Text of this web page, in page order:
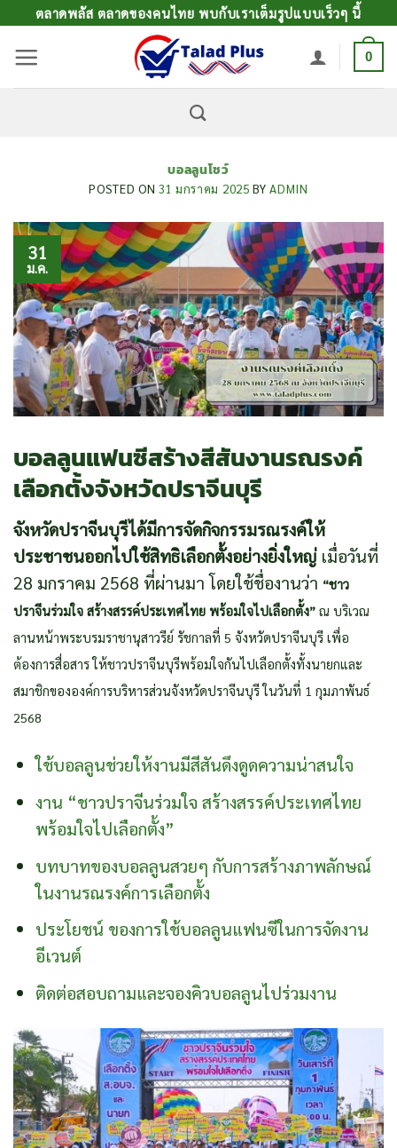
ยัง
เนื้อหา
ตลาดพลัส ตลาดของคนไทย พบกับเราเต็มรูปแบบเร็วๆ นี้
0
บอลลูนโชว์
POSTED ON31 มกราคม 2025 BYADMIN
31
ม.ค.
บอลลูนแฟนซีสร้างสีสันงานรณรงค์
เลือกตั้งจังหวัดปราจีนบุรี
จังหวัดปราจีนบุรีได้มีการจัดกิจกรรมรณรงค์ให้
ประชาชนออกไปใช้สิทธิเลือกตั้งอย่างยิ่งใหญ่เมื่อวันที่
28 มกราคม 2568 ที่ผ่านมา โดยใช้ชื่องานว่า “ชาว
ปราจีนร่วมใจ สร้างสรรค์ประเทศไทย พร้อมใจไปเลือกตั้ง” ณ บริเวณ
ลานหน้าพระบรมราชานุสาวรีย์ รัชกาลที่ 5 จังหวัดปราจีนบุรี เพื่อ
ต้องการสื่อสาร ให้ชาวปราจีนบุรีพร้อมใจกันไปเลือกตั้งทั้งนายกและ
สมาชิกขององค์การบริหารส่วนจังหวัดปราจีนบุรี ในวันที่ 1 กุมภาพันธ์
2568
ใช้บอลลูนช่วยให้งานมีสีสันดึงดูดความน่าสนใจ
งาน “ชาวปราจีนร่วมใจ สร้างสรรค์ประเทศไทย
พร้อมใจไปเลือกตั้ง”
บทบาทของบอลลูนสวยๆ กับการสร้างภาพลักษณ์
ในงานรณรงค์การเลือกตั้ง
ประโยชน์ ของการใช้บอลลูนแฟนซีในการจัดงาน
อีเวนต์
ติดต่อสอบถามและจองคิวบอลลูนไปร่วมงาน